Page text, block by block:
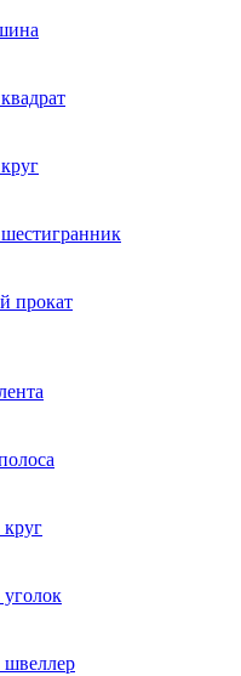
прокат